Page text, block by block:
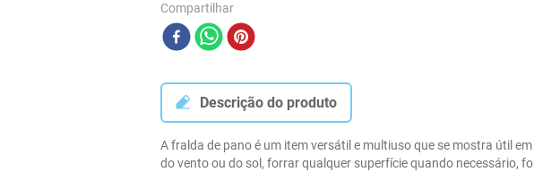
Compartilhar
Descrição do produto
A fralda de pano é um item versátil e multiuso que se mostra útil
do vento ou do sol, forrar qualquer superfície quando necessário,